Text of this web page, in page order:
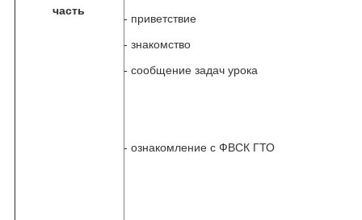
часть
- приветствие
- знакомство
- сообщение задач урока
- ознакомление с ФВСК ГТО